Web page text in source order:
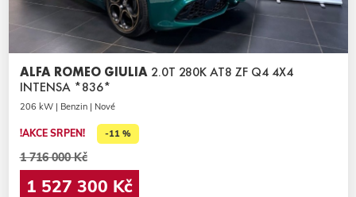
ALFA ROMEO GIULIA 2.0T 280K AT8 ZF Q4 4X4
INTENSA *836*
206 kW | Benzin | Nové
!AKCE SRPEN! -11 %
1 716 000 Kč
1 527 300 Kč